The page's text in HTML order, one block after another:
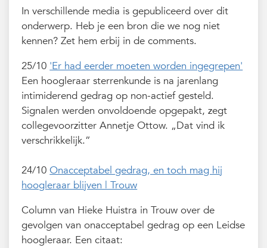
In verschillende media is gepubliceerd over dit
onderwerp. Heb je een bron die we nog niet
kennen? Zet hem erbij in de comments.
25/10 'Er had eerder moeten worden ingegrepen'
Een hoogleraar sterrenkunde is na jarenlang
intimiderend gedrag op non-actief gesteld.
Signalen werden onvoldoende opgepakt, zegt
collegevoorzitter Annetje Ottow. „Dat vind ik
verschrikkelijk.”
24/10Onacceptabel gedrag, en toch mag hij
hoogleraar blijven | Trouw
Column van Hieke Huistra in Trouw over de
gevolgen van onacceptabel gedrag op een Leidse
hoogleraar. Een citaat: